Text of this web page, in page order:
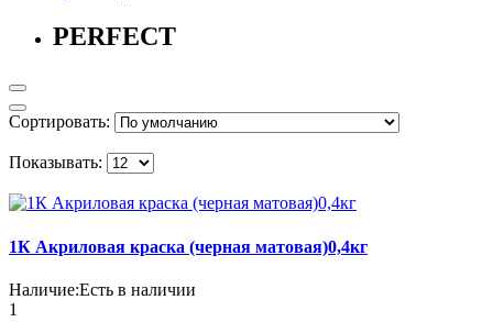
PERFECT
Сортировать:
Показывать:
1К Акриловая краска (черная матовая)0,4кг
Наличие:Есть в наличии
1